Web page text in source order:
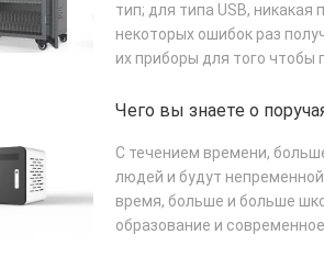
тип; для типа USB,
некоторых ошибок раз
их приборы для того чтобы
Чего вы знаете о
С течением времени,
людей и будут
время, больше и больше
образование и